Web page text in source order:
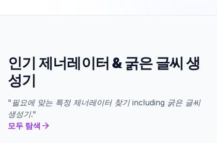
인기 제너레이터 & 굵은 글씨 생
성기
" 필요에 맞는 특정 제너레이터 찾기including 굵은 글씨
생성기."
모두 탐색